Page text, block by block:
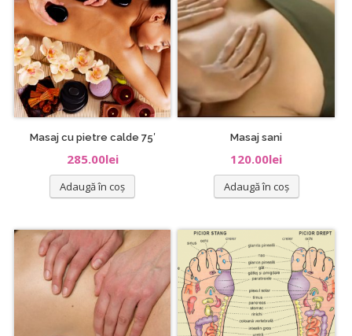
Masaj cu pietre calde 75′
285.00lei
Adaugă în coș
Masaj sani
120.00lei
Adaugă în coș